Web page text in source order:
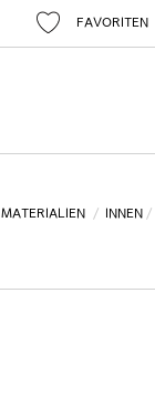
FAVORITEN
MATERIALIEN INNEN